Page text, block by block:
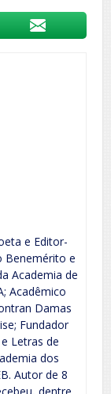
e Editor-
Benemérito e
Academia de
Acadêmico
Damas
Fundador
Letras de
dos
Autor de 8